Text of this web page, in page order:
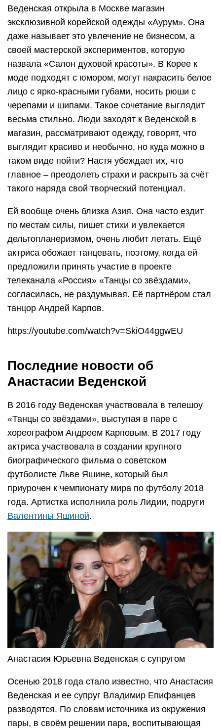
Веденская открыла в Москве магазин
эксклюзивной корейской одежды «Аурум». Она
даже называет это увлечение не бизнесом, а
своей мастерской экспериментов, которую
назвала «Салон духовой красоты». В Корее к
моде подходят с юмором, могут накрасить белое
лицо с ярко-красными губами, носить рюши с
черепами и шипами. Такое сочетание выглядит
весьма стильно. Люди заходят к Веденской в
магазин, рассматривают одежду, говорят, что
выглядит красиво и необычно, но куда можно в
таком виде пойти? Настя убеждает их, что
главное – преодолеть страхи и раскрыть за счёт
такого наряда свой творческий потенциал.
Ей вообще очень близка Азия. Она часто ездит
по местам силы, пишет стихи и увлекается
дельтопланеризмом, очень любит летать. Ещё
актриса обожает танцевать, поэтому, когда ей
предложили принять участие в проекте
телеканала «Россия» «Танцы со звёздами»,
согласилась, не раздумывая. Её партнёром стал
танцор Андрей Карпов.
https://youtube.com/watch?v=SkiO44ggwEU
Последние новости об
Анастасии Веденской
В 2016 году Веденская участвовала в телешоу
«Танцы со звёздами», выступая в паре с
хореографом Андреем Карповым. В 2017 году
актриса участвовала в создании крупного
биографического фильма о советском
футболисте Льве Яшине, который был
приурочен к чемпионату мира по футболу 2018
года. Артистка исполнила роль Лидии, подруги
Валентины Яшиной.
Анастасия Юрьевна Веденская с супругом
Осенью 2018 года стало известно, что Анастасия
Веденская и ее супруг Владимир Епифанцев
разводятся. По словам источника из окружения
пары, в своём решении пара, воспитывающая